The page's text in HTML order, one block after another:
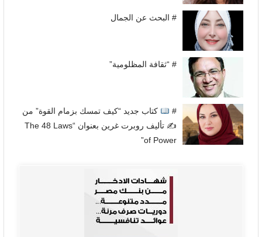
# البحث عن الجمال
# “ثقافة المظلومية”
#
كتاب جديد “كيف تمسك بزمام القوة” من
✍
تأليف روبرت غرين بعنوان “The 48 Laws
of Power”